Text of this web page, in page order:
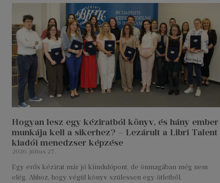
Hogyan lesz egy kéziratból könyv, és hány ember
munkája kell a sikerhez? – Lezárult a Libri Talent
kiadói menedzser képzése
2026. július 27.
Egy erős kézirat már jó kiindulópont, de önmagában még nem
elég. Ahhoz, hogy végül könyv szülessen egy ötletből,